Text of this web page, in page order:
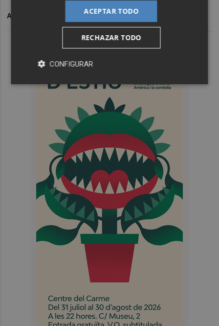
ARCHIVADO EN FEDEA DÉFICIT ICA
ACEPTAR TODO
RECHAZAR TODO
CONFIGURAR